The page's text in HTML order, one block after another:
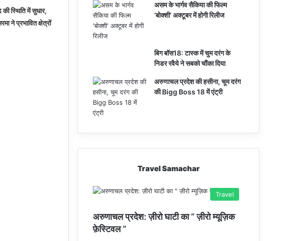
स्थिति में सुधार,
ने प्रभावित क्षेत्रों
असम के भार्गव सैकिया की फिल्म
‘बोक्शी’ अक्टूबर में होगी रिलीज
बिग बॉस18: टास्क में चुम दरंग के
निडर रवैये ने सबको चौंका दिया
अरुणाचल प्रदेश की हसीना, चूम दरंग
की Bigg Boss 18 में एंट्री
Travel Samachar
Travel
अरुणाचल प्रदेश: ज़ीरो घाटी का ” ज़ीरो म्यूज़िक
फ़ेस्टिवल ”